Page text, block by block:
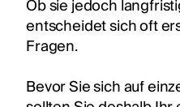
Ob sie jedoch
entscheidet sich oft
Fragen.
Bevor Sie sich auf